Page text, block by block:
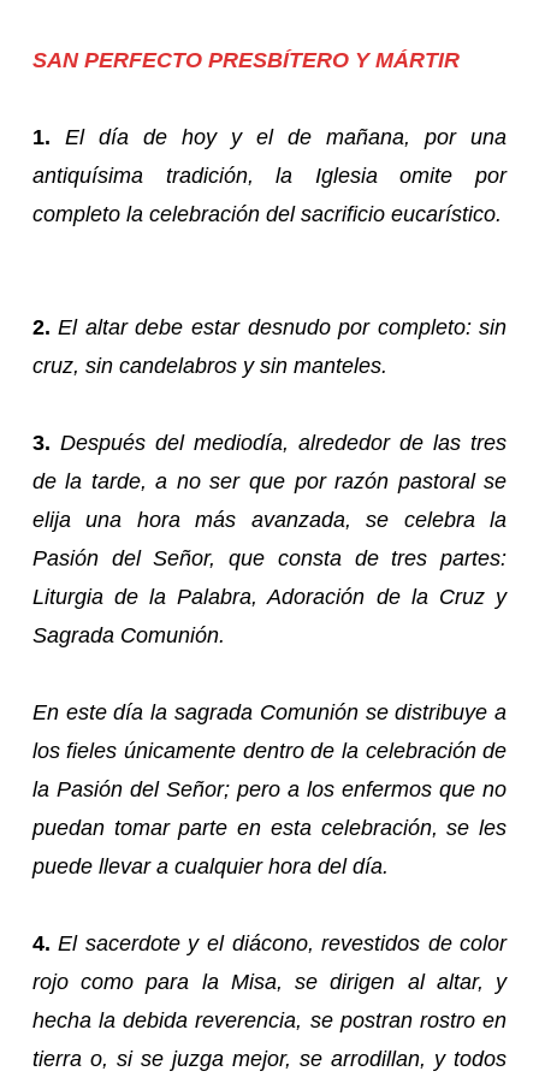
SAN PERFECTO PRESBÍTERO Y MÁRTIR
1. El día de hoy y el de mañana, por una
antiquísima tradición, la Iglesia omite por
completo la celebración del sacrificio eucarístico.
2. El altar debe estar desnudo por completo: sin
cruz, sin candelabros y sin manteles.
3. Después del mediodía, alrededor de las tres
de la tarde, a no ser que por razón pastoral se
elija una hora más avanzada, se celebra la
Pasión del Señor, que consta de tres partes:
Liturgia de la Palabra, Adoración de la Cruz y
Sagrada Comunión.
En este día la sagrada Comunión se distribuye a
los fieles únicamente dentro de la celebración de
la Pasión del Señor; pero a los enfermos que no
puedan tomar parte en esta celebración, se les
puede llevar a cualquier hora del día.
4. El sacerdote y el diácono, revestidos de color
rojo como para la Misa, se dirigen al altar, y
hecha la debida reverencia, se postran rostro en
tierra o, si se juzga mejor, se arrodillan, y todos